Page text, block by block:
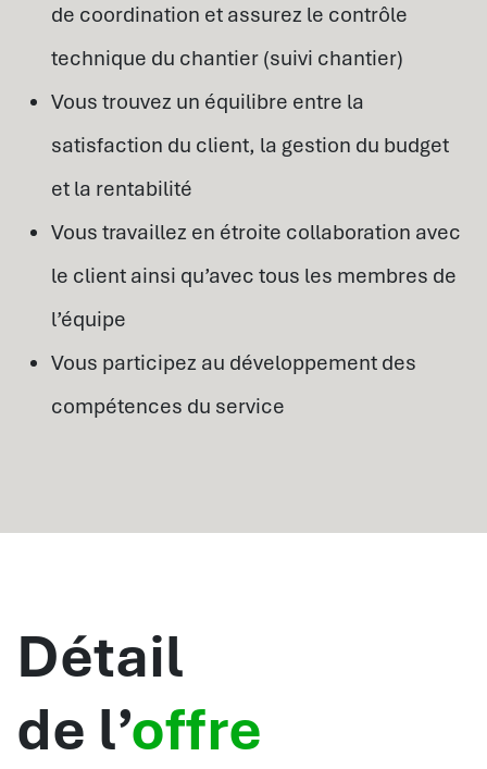
de coordination et assurez le contrôle
technique du chantier (suivi chantier)
Vous trouvez un équilibre entre la
satisfaction du client, la gestion du budget
et la rentabilité
Vous travaillez en étroite collaboration avec
le client ainsi qu’avec tous les membres de
l’équipe
Vous participez au développement des
compétences du service
Détail
de l’offre